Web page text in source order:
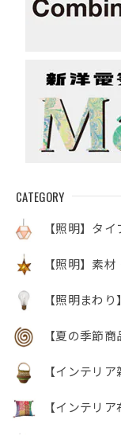
CATEGORY
【照明】タ
【照明】素
【照明まわ
【夏の季節商
【インテリア
【インテリア